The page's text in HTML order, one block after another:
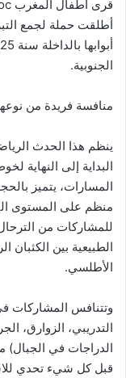
أطلقت حملة لجمع
الجنوبية.
منافسة فريدة من
البداية إلى النهاية
المسارات، يتميز
منظم على المستوى
للمشاركات من
الطبيعية بين الكثبان
الأطلسي.
وتتنافس المشاركات
التدريبي، الزوارق،
قبل كل شيء تحدي